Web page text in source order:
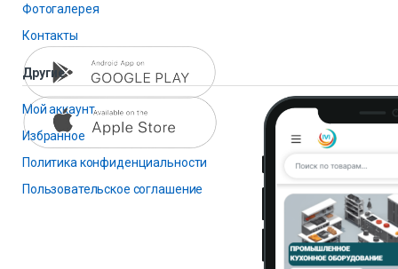
Фотогалерея
Контакты
Другие
Мой аккаунт
Избранное
Политика конфиденциальности
Пользовательское соглашение